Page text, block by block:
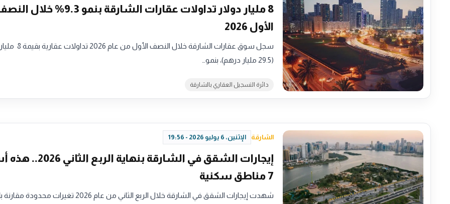
8 مليار دولار تداولات عقارات الشارقة بنمو 9.3% خلال
الأول 2026
سجل سوق عقارات الشارقة خلال النصف
(29.5 مليار درهم)، بنمو…
دائرة التسجيل العقاري بالشارقة
الشارقة الإثنين، 6 يوليو 2026 - 19:56
إيجارات الشقق في الشارقة بنهاية
7 مناطق سكنية
شهدت إيجارات الشقق في الشارقة خلال الربع الثاني من عام 2026 تغيرات